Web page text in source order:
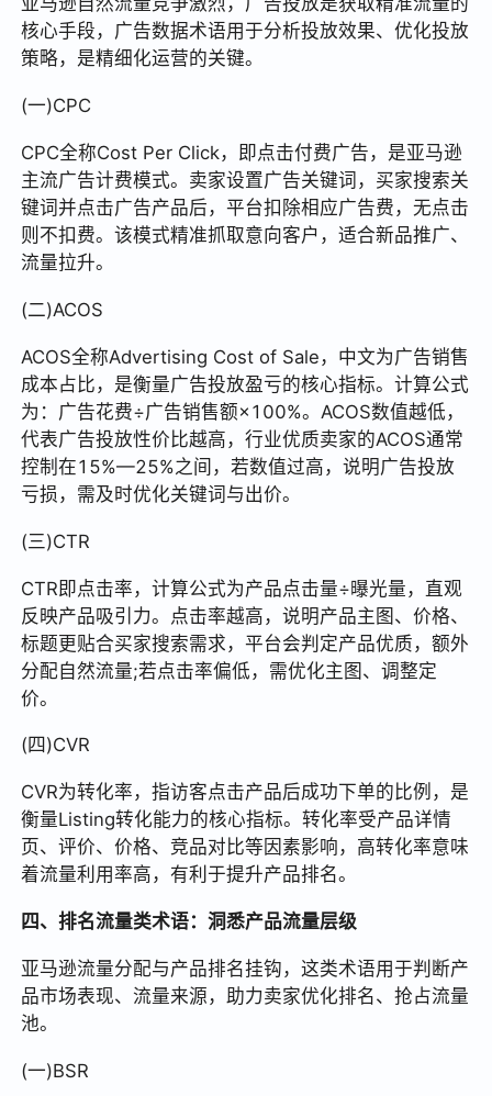
核心手段，广告数据术语用于分析投放效果、优化投放
策略，是精细化运营的关键。
(一)CPC
CPC全称Cost Per Click，即点击付费广告，是亚马逊
主流广告计费模式。卖家设置广告关键词，买家搜索关
键词并点击广告产品后，平台扣除相应广告费，无点击
则不扣费。该模式精准抓取意向客户，适合新品推广、
流量拉升。
(二)ACOS
ACOS全称Advertising Cost of Sale，中文为广告销售
成本占比，是衡量广告投放盈亏的核心指标。计算公式
为：广告花费÷广告销售额×100%。ACOS数值越低，
代表广告投放性价比越高，行业优质卖家的ACOS通常
控制在15%—25%之间，若数值过高，说明广告投放
亏损，需及时优化关键词与出价。
(三)CTR
CTR即点击率，计算公式为产品点击量÷曝光量，直观
反映产品吸引力。点击率越高，说明产品主图、价格、
标题更贴合买家搜索需求，平台会判定产品优质，额外
分配自然流量;若点击率偏低，需优化主图、调整定
价。
(四)CVR
CVR为转化率，指访客点击产品后成功下单的比例，是
衡量Listing转化能力的核心指标。转化率受产品详情
页、评价、价格、竞品对比等因素影响，高转化率意味
着流量利用率高，有利于提升产品排名。
四、排名流量类术语：洞悉产品流量层级
亚马逊流量分配与产品排名挂钩，这类术语用于判断产
品市场表现、流量来源，助力卖家优化排名、抢占流量
池。
(一)BSR